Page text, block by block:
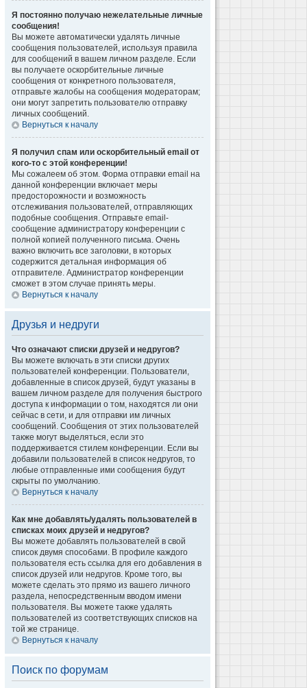
Я постоянно получаю нежелательные личные
сообщения!
Вы можете автоматически удалять личные
сообщения пользователей, используя правила
для сообщений в вашем личном разделе. Если
вы получаете оскорбительные личные
сообщения от конкретного пользователя,
отправьте жалобы на сообщения модераторам;
они могут запретить пользователю отправку
личных сообщений.
Вернуться к началу
Я получил спам или оскорбительный email от
кого-то с этой конференции!
Мы сожалеем об этом. Форма отправки email на
данной конференции включает меры
предосторожности и возможность
отслеживания пользователей, отправляющих
подобные сообщения. Отправьте email-
сообщение администратору конференции с
полной копией полученного письма. Очень
важно включить все заголовки, в которых
содержится детальная информация об
отправителе. Администратор конференции
сможет в этом случае принять меры.
Вернуться к началу
Друзья и недруги
Что означают списки друзей и недругов?
Вы можете включать в эти списки других
пользователей конференции. Пользователи,
добавленные в список друзей, будут указаны в
вашем личном разделе для получения быстрого
доступа к информации о том, находятся ли они
сейчас в сети, и для отправки им личных
сообщений. Сообщения от этих пользователей
также могут выделяться, если это
поддерживается стилем конференции. Если вы
добавили пользователей в список недругов, то
любые отправленные ими сообщения будут
скрыты по умолчанию.
Вернуться к началу
Как мне добавлять/удалять пользователей в
списках моих друзей и недругов?
Вы можете добавлять пользователей в свой
список двумя способами. В профиле каждого
пользователя есть ссылка для его добавления в
список друзей или недругов. Кроме того, вы
можете сделать это прямо из вашего личного
раздела, непосредственным вводом имени
пользователя. Вы можете также удалять
пользователей из соответствующих списков на
той же странице.
Вернуться к началу
Поиск по форумам